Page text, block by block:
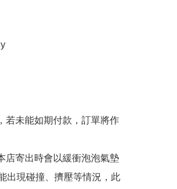
若未能如期付款，訂單將作
店寄出時會以緩衝泡泡氣墊
出現碰撞、擠壓等情況，此